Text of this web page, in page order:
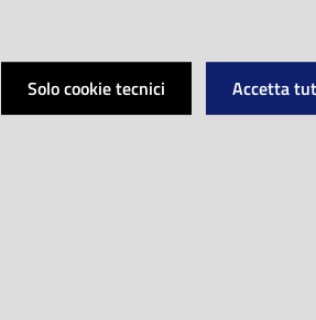
serata dedicata
Solo cookie tecnici Accetta